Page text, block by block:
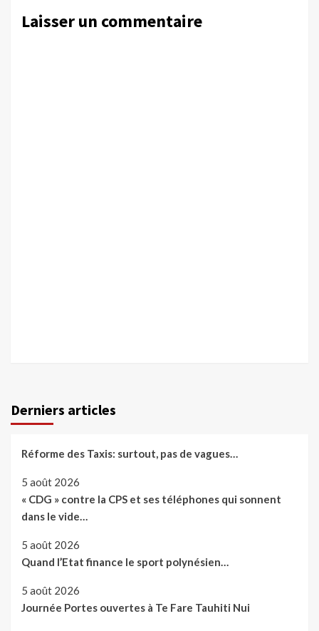
Laisser un commentaire
Derniers articles
Réforme des Taxis: surtout, pas de vagues…
5 août 2026
« CDG » contre la CPS et ses téléphones qui sonnent
dans le vide…
5 août 2026
Quand l’Etat finance le sport polynésien…
5 août 2026
Journée Portes ouvertes à Te Fare Tauhiti Nui